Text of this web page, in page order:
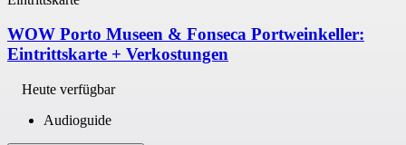
WOW Porto Museen & Fonseca Portweinkeller:
Eintrittskarte + Verkostungen
Heute verfügbar
Audioguide